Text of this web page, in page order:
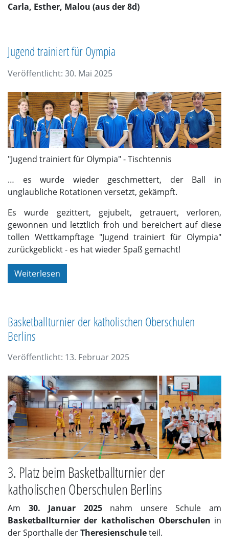
Carla, Esther, Malou (aus der 8d)
Jugend trainiert für Oympia
Veröffentlicht: 30. Mai 2025
"Jugend trainiert für Olympia" - Tischtennis
… es wurde wieder geschmettert, der Ball in
unglaubliche Rotationen versetzt, gekämpft.
Es wurde gezittert, gejubelt, getrauert, verloren,
gewonnen und letztlich froh und bereichert auf diese
tollen Wettkampftage "Jugend trainiert für Olympia"
zurückgeblickt - es hat wieder Spaß gemacht!
Weiterlesen
Basketballturnier der katholischen Oberschulen
Berlins
Veröffentlicht: 13. Februar 2025
3. Platz beim Basketballturnier der
katholischen Oberschulen Berlins
Am 30. Januar 2025nahm unsere Schule am
Basketballturnier der katholischen Oberschulen in
der Sporthalle derTheresienschuleteil.